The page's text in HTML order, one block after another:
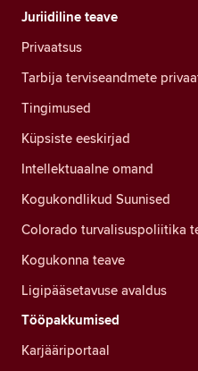
Juriidiline teave
Privaatsus
Tarbija terviseandmete
Tingimused
Küpsiste eeskirjad
Intellektuaalne omand
Kogukondlikud Suunised
Colorado turvalisuspoliitika
Kogukonna teave
Ligipääsetavuse avaldus
Tööpakkumised
Karjääriportaal